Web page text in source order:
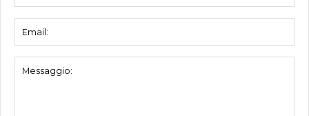
Materiale:
alluminio
Unità:
Imballo:
500 pezzi
Descrizione:
per cavo di sollevamento